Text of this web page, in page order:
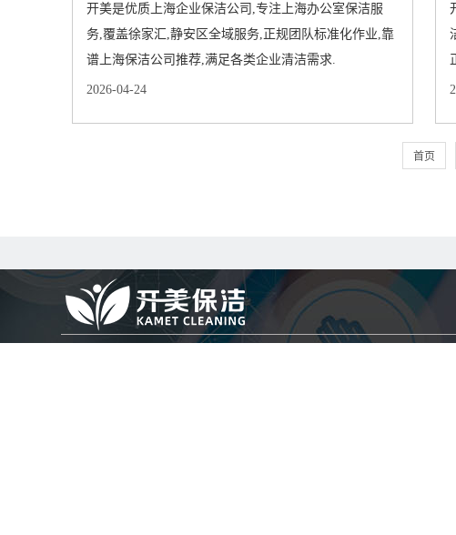
开美是优质上海企业保洁公司,专注上海办公室保洁服
务,覆盖徐家汇,静安区全域服务,正规团队标准化作业,靠
谱上海保洁公司推荐,满足各类企业清洁需求.
2026-04-24
首页